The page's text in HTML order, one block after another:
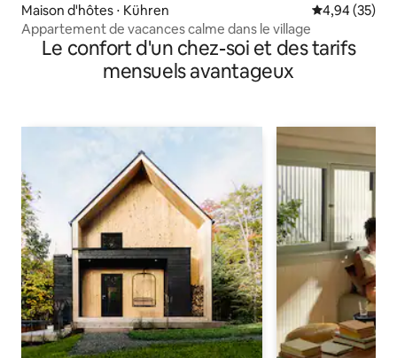
Maison d'hôtes ⋅ Kühren Évaluation
4,94 (35)
Appartement de vacances calme dans le village
Le confort d'un chez-soi et des tarifs
mensuels avantageux